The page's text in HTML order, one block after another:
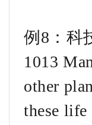
例8：科
1013
other
these